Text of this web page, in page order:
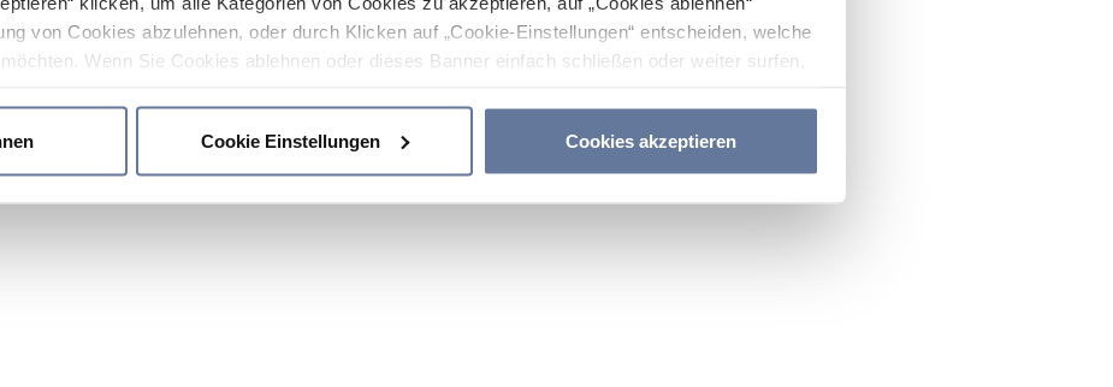
von Cookies abzulehnen, oder durch Klicken auf „Cookie-Einstellungen“ entscheiden, welche
Wenn Sie Cookies ablehnen oder dieses Banner einfach schließen oder weiter surfen,
Cookie Einstellungen Cookies akzeptieren